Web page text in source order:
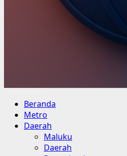
Primary
Menu
Beranda
Metro
Daerah
Maluku
Daerah